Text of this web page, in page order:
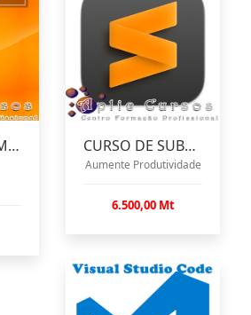
CURSO DE HTML E HTML5 CURSO DE SUBLIME TEXT
Aumente Produtividade
6.500,00 Mt